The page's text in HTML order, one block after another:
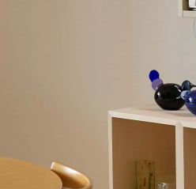
猪口 蛇の目高台